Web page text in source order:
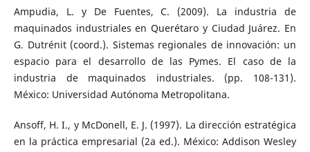
Ampudia, L. y De Fuentes, C. (2009). La industria de
maquinados industriales en Querétaro y Ciudad Juárez. En
G. Dutrénit (coord.). Sistemas regionales de innovación: un
espacio para el desarrollo de las Pymes. El caso de la
industria de maquinados industriales. (pp. 108-131).
México: Universidad Autónoma Metropolitana.
Ansoff, H. I., y McDonell, E. J. (1997). La dirección estratégica
en la práctica empresarial (2a ed.). México: Addison Wesley